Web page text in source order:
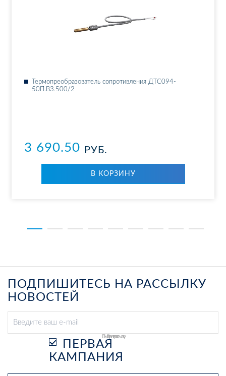
Тер­мо­пре­об­ра­зо­ва­тель со­про­тив­ле­ния ДТ­С094-
50П.В3.500/2
3 690.50 РУБ.
В КОР­ЗИ­НУ
ПОДПИШИТЕСЬ НА РАССЫЛКУ
НОВОСТЕЙ
Выберите рассылку
ПЕРВАЯ
КАМПАНИЯ